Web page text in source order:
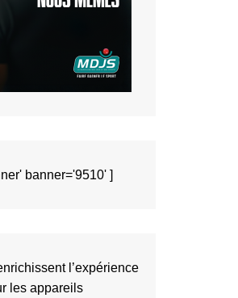
banner='9510' ]
l’expérience
les appareils